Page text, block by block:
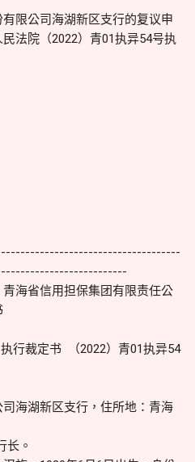
限公司海湖新区支行的复议申
法院（2022）青01执异54号执
海省信用担保集团有限责任公
行裁定书 （2022）青01执异54
海湖新区支行，住所地：青海
长。